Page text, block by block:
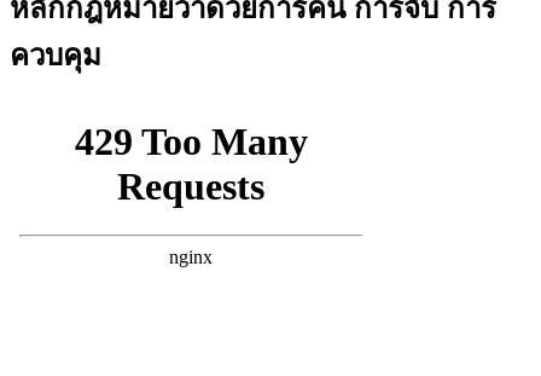
หลักกฎหมายว่าด้วยการค้น การจับ การ
ควบคุม